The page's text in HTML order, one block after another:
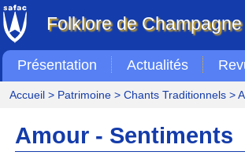
Folklore de Champagne
Présentation Actualités
Accueil> Patrimoine> Chants Traditionnels>
Amour - Sentiments